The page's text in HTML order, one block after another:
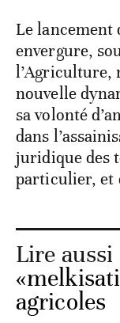
Le lancement
envergure,
l’Agriculture,
nouvelle
sa volonté
dans
juridique des
particulier, et
Lire aussi
agricoles